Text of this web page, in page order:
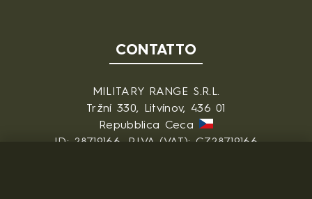
CONTATTO
MILITARY RANGE S.R.L.
Tržní 330, Litvínov, 436 01
Repubblica Ceca
ID: 28719166, P.IVA (VAT): CZ28719166